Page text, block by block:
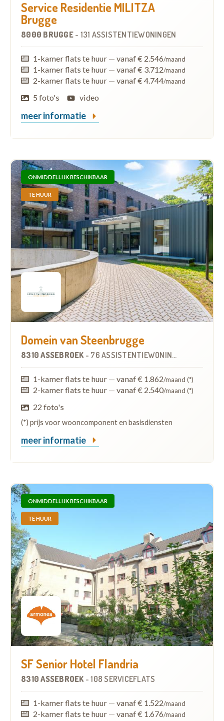
Service Residentie MILITZA
Brugge
8000 BRUGGE - 131 ASSISTENTIEWONINGEN
1-kamer flats te huur — vanaf € 2.546/maand
1-kamer flats te huur — vanaf € 3.712/maand
2-kamer flats te huur — vanaf € 4.744/maand
5 foto's video
meer informatie
ONMIDDELLIJK BESCHIKBAAR
TE HUUR
Domein van Steenbrugge
8310 ASSEBROEK - 76 ASSISTENTIEWONINGEN
1-kamer flats te huur — vanaf € 1.862/maand (*)
2-kamer flats te huur — vanaf € 2.540/maand (*)
22 foto's
(*) prijs voor wooncomponent en basisdiensten
meer informatie
ONMIDDELLIJK BESCHIKBAAR
TE HUUR
SF Senior Hotel Flandria
8310 ASSEBROEK -108 SERVICEFLATS
1-kamer flats te huur — vanaf € 1.522/maand
2-kamer flats te huur — vanaf € 1.676/maand